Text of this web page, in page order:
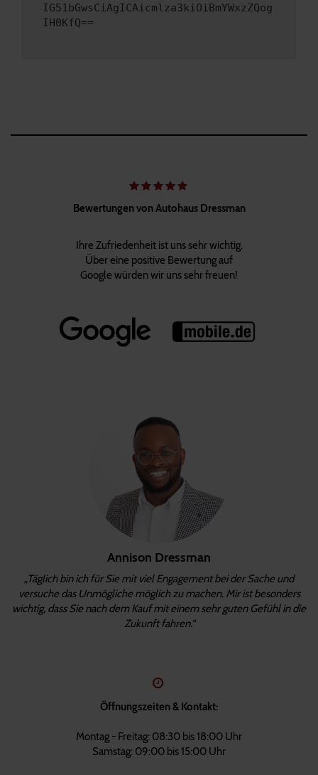
IG51bGwsCiAgICAicmlza3kiOiBmYWxzZQog
IH0KfQ==
Bewertungen von Autohaus Dressman
Ihre Zufriedenheit ist uns sehr wichtig.
Über eine positive Bewertung auf
Google würden wir uns sehr freuen!
Annison Dressman
„Täglich bin ich für Sie mit viel Engagement bei der Sache und
versuche das Unmögliche möglich zu machen. Mir ist besonders
wichtig, dass Sie nach dem Kauf mit einem sehr guten Gefühl in die
Zukunft fahren.“
Öffnungszeiten & Kontakt:
Montag - Freitag: 08:30 bis 18:00 Uhr
Samstag: 09:00 bis 15:00 Uhr